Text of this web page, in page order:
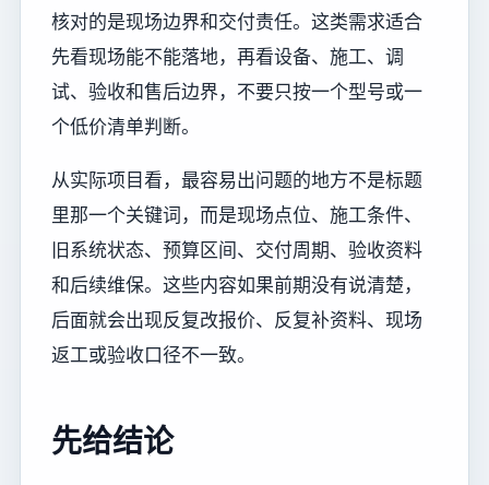
核对的是现场边界和交付责任。这类需求适合
先看现场能不能落地，再看设备、施工、调
试、验收和售后边界，不要只按一个型号或一
个低价清单判断。
从实际项目看，最容易出问题的地方不是标题
里那一个关键词，而是现场点位、施工条件、
旧系统状态、预算区间、交付周期、验收资料
和后续维保。这些内容如果前期没有说清楚，
后面就会出现反复改报价、反复补资料、现场
返工或验收口径不一致。
先给结论